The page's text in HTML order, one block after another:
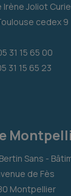
Irène Joliot Curie
cedex 9
31 15 65 00
31 15 65 23
Sans -
de Fès
Montpellier